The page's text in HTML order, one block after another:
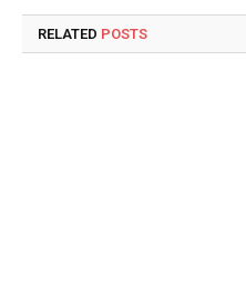
RELATED POSTS